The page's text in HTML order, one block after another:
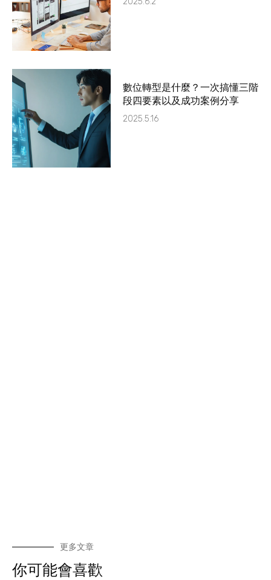
數位轉型是什麼？一次搞懂三階
段四要素以及成功案例分享
2025.5.16
更多文章
你可能會喜歡